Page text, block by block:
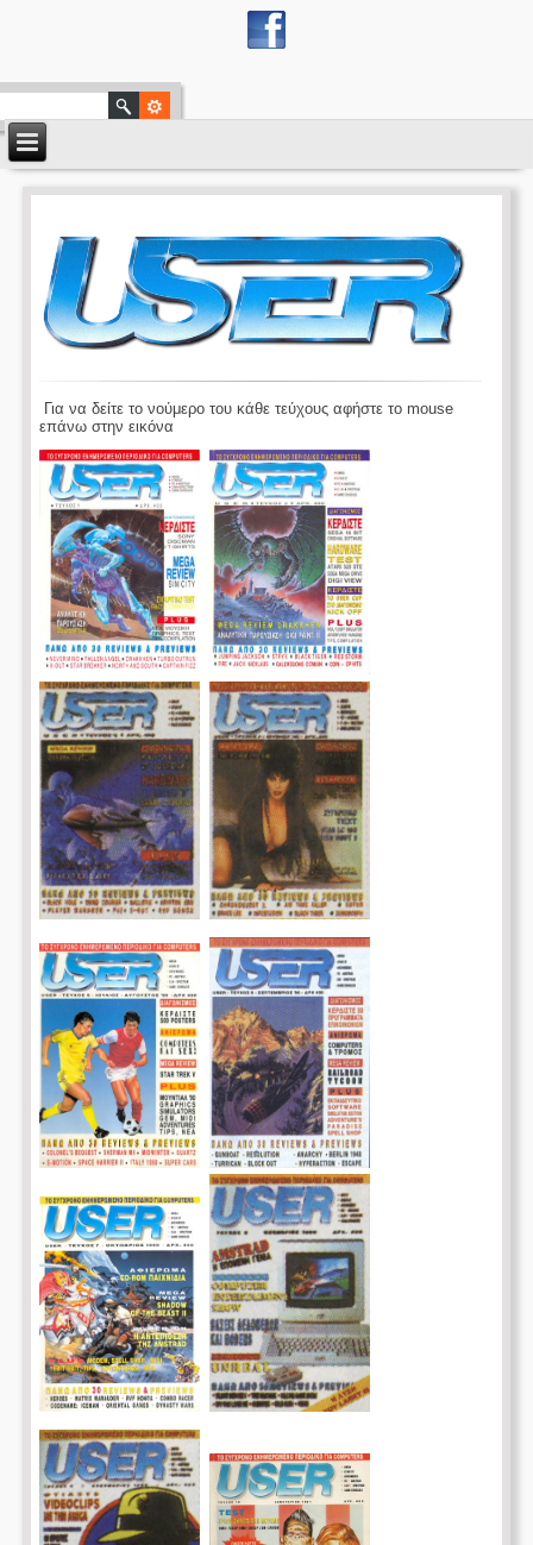
Για να δείτε το νούμερο του κάθε τεύχους αφήστε το mouse
επάνω στην εικόνα